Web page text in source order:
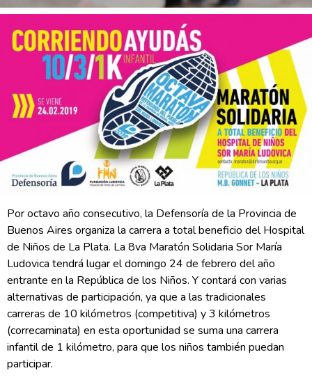
Por octavo año consecutivo, la Defensoría de la Provincia de
Buenos Aires organiza la carrera a total beneficio del Hospital
de Niños de La Plata. La 8va Maratón Solidaria Sor María
Ludovica tendrá lugar el domingo 24 de febrero del año
entrante en la República de los Niños. Y contará con varias
alternativas de participación, ya que a las tradicionales
carreras de 10 kilómetros (competitiva) y 3 kilómetros
(correcaminata) en esta oportunidad se suma una carrera
infantil de 1 kilómetro, para que los niños también puedan
participar.